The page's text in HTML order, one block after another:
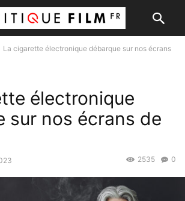
La cigarette électronique débarque sur nos écrans
électronique
sur nos écrans de
0
2535